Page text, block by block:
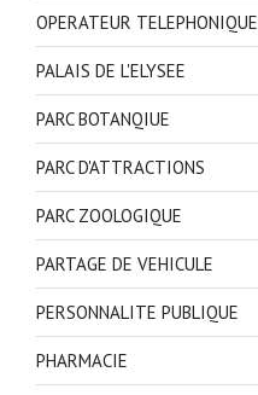
OPERATEUR TELEPHONIQUE
PALAIS DE L'ELYSEE
PARC BOTANQIUE
PARC D'ATTRACTIONS
PARC ZOOLOGIQUE
PARTAGE DE VEHICULE
PERSONNALITE PUBLIQUE
PHARMACIE